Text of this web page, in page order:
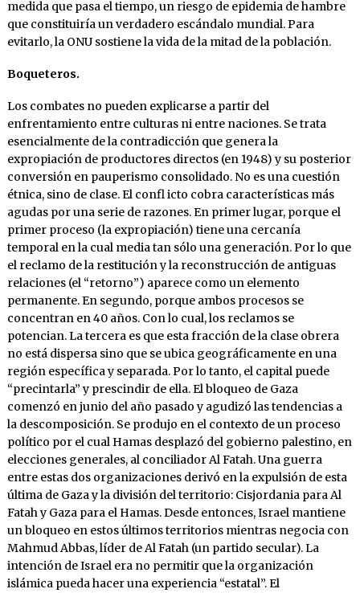
medida que pasa el tiempo, un riesgo de epidemia de hambre
que constituiría un verdadero escándalo mundial. Para
evitarlo, la ONU sostiene la vida de la mitad de la población.
Boqueteros.
Los combates no pueden explicarse a partir del
enfrentamiento entre culturas ni entre naciones. Se trata
esencialmente de la contradicción que genera la
expropiación de productores directos (en 1948) y su posterior
conversión en pauperismo consolidado. No es una cuestión
étnica, sino de clase. El confl icto cobra características más
agudas por una serie de razones. En primer lugar, porque el
primer proceso (la expropiación) tiene una cercanía
temporal en la cual media tan sólo una generación. Por lo que
el reclamo de la restitución y la reconstrucción de antiguas
relaciones (el “retorno”) aparece como un elemento
permanente. En segundo, porque ambos procesos se
concentran en 40 años. Con lo cual, los reclamos se
potencian. La tercera es que esta fracción de la clase obrera
no está dispersa sino que se ubica geográficamente en una
región específica y separada. Por lo tanto, el capital puede
“precintarla” y prescindir de ella. El bloqueo de Gaza
comenzó en junio del año pasado y agudizó las tendencias a
la descomposición. Se produjo en el contexto de un proceso
político por el cual Hamas desplazó del gobierno palestino, en
elecciones generales, al conciliador Al Fatah. Una guerra
entre estas dos organizaciones derivó en la expulsión de esta
última de Gaza y la división del territorio: Cisjordania para Al
Fatah y Gaza para el Hamas. Desde entonces, Israel mantiene
un bloqueo en estos últimos territorios mientras negocia con
Mahmud Abbas, líder de Al Fatah (un partido secular). La
intención de Israel era no permitir que la organización
islámica pueda hacer una experiencia “estatal”. El